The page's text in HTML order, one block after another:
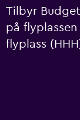
Tilbyr
på
flyplass